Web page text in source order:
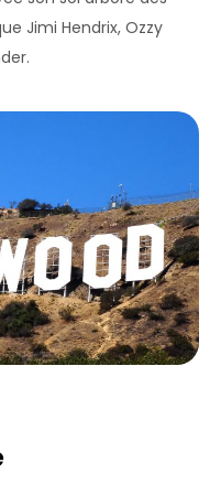
Jimi Hendrix, Ozzy